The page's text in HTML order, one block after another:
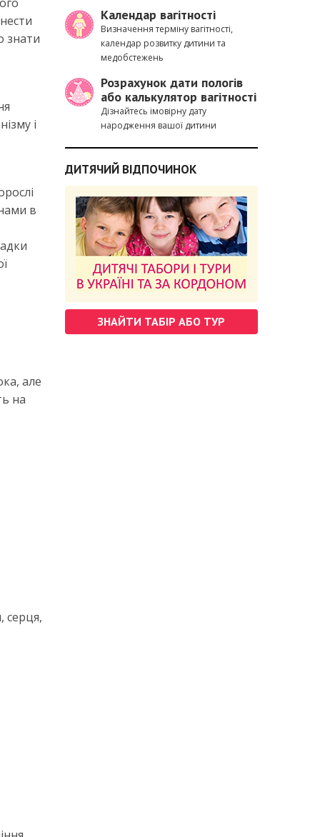
знати
і
в
але
на
серця,
Календар вагітності
Визначення терміну вагітності,
календар розвитку дитини та
медобстежень
Розрахунок дати пологів
або калькулятор вагітності
Дізнайтесь імовірну дату
народження вашої дитини
ДИТЯЧИЙ ВІДПОЧИНОК
ЗНАЙТИ ТАБІР АБО ТУР